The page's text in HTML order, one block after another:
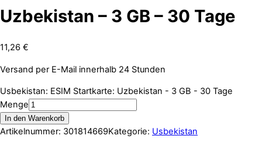
Uzbekistan – 3 GB – 30 Tage
11,26 €
Versand per E-Mail innerhalb 24 Stunden
Usbekistan: ESIM Startkarte: Uzbekistan - 3 GB - 30 Tage
Menge
In den Warenkorb
Artikelnummer: 301814669Kategorie: Usbekistan